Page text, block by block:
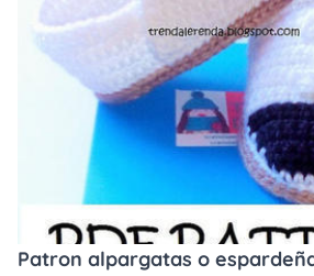
Patron alpargatas o